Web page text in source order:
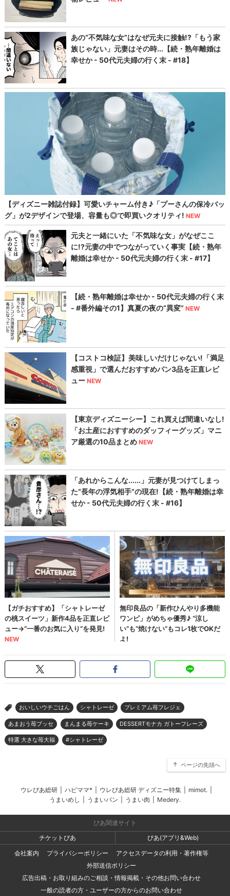
> おいしいウチごはん シャトレーゼ プレミアム苺フレジェ
あまおう苺ブッセ まんまる苺ケーキ DESSERTモナカ ガトーフレーズ
特選 大きな苺大福 #シャトレーゼ
ページの先頭へ
ウレぴあ総研 ハピママ* ウレぴあ総研 ディズニー特集 mimot.
うまいめし
うまいパン うまい肉 Medery.
ぴあ関連サイト
チケットぴあ
ぴあ(アプリ&Web)
会社案内
プライバシーポリシー
アクセスデータの利用・著作権等
外部送信ポリシー
広告出稿・お取り組みのご相談・情報掲載・その他お問い合わせ
一般の読者の方・ユーザーの方からのお問い合わせ